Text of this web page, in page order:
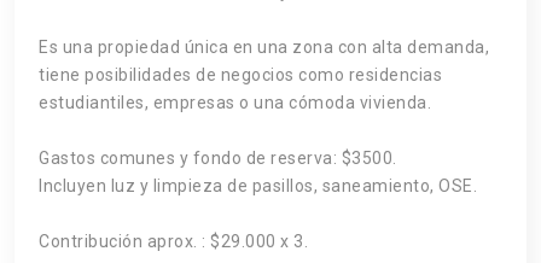
Es una propiedad única en una zona con alta demanda,
tiene posibilidades de negocios como residencias
estudiantiles, empresas o una cómoda vivienda.
Gastos comunes y fondo de reserva: $3500.
Incluyen luz y limpieza de pasillos, saneamiento, OSE.
Contribución aprox. : $29.000 x 3.